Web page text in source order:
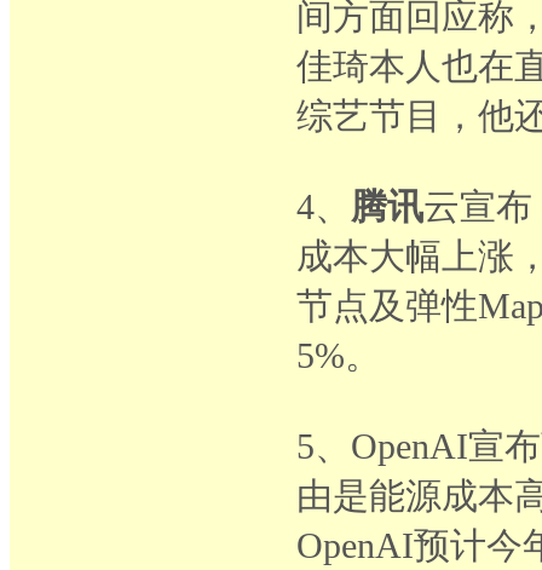
间方面回应称
佳琦本人也在
综艺节目，他
4、 腾讯云宣
成本大幅上涨
节点及弹性
5%。
5、OpenAI宣
由是能源成本
OpenAI预计今